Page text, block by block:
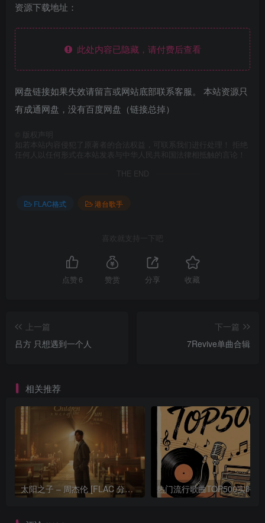
资源下载地址：
此处内容已隐藏，请付费后查看
网盘链接如果失效请留言或网站底部联系客服。 本站资源只
有成通网盘，没有百度网盘（链接总掉）
版权声明
如若本站内容侵犯了原著者的合法权益，可联系我们进行处理！ 拒绝
任何人以任何形式在本站发表与中华人民共和国法律相抵触的言论！
THE END
FLAC格式 港台歌手
喜欢就支持一下吧
点赞 6 赞赏 分享 收藏
上一篇
吕方 只想遇到一个人
下一篇
7Revive单曲合辑
相关推荐
太阳之子 – 周杰伦 [FLAC 分轨 192Khz 24bit]